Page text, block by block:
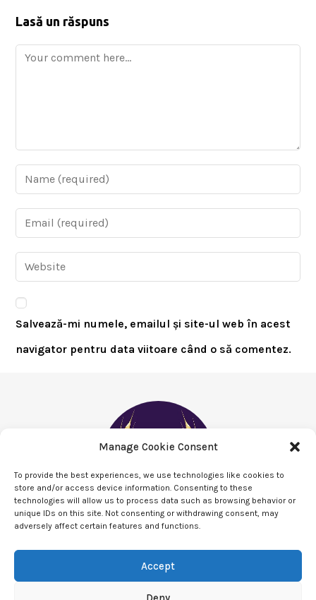
Manage Cookie Consent
To provide the best experiences, we use technologies like cookies to
store and/or access device information. Consenting to these
technologies will allow us to process data such as browsing behavior or
unique IDs on this site. Not consenting or withdrawing consent, may
adversely affect certain features and functions.
Accept
Lasă un răspuns
Salvează-mi numele, emailul și site-ul web în acest
navigator pentru data viitoare când o să comentez.